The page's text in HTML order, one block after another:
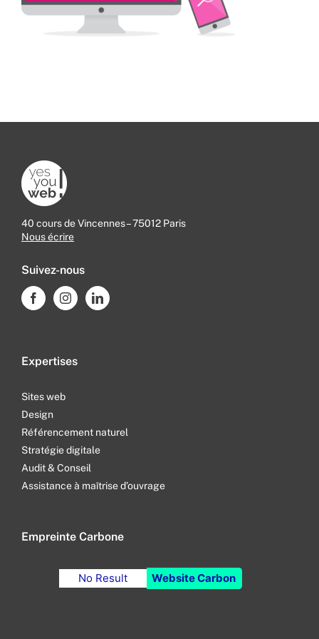
40 cours de Vincennes – 75012 Paris
Nous écrire
Suivez-nous
Expertises
Sites web
Design
Référencement naturel
Stratégie digitale
Audit & Conseil
Assistance à maîtrise d’ouvrage
Empreinte Carbone
No Result Website Carbon